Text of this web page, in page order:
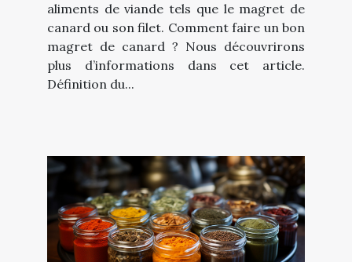
aliments de viande tels que le magret de
canard ou son filet. Comment faire un bon
magret de canard ? Nous découvrirons
plus d’informations dans cet article.
Définition du...